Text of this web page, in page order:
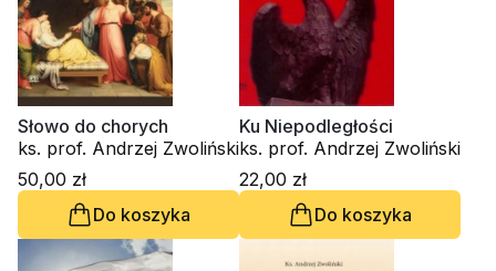
Słowo do chorych
ks. prof. Andrzej Zwoliński
50,00 zł
Do koszyka
Ku Niepodległości
ks. prof. Andrzej Zwoliński
22,00 zł
Do koszyka